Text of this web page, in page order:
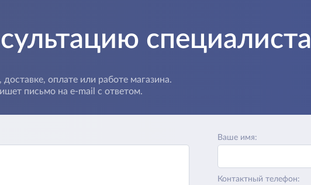
специалиста
оплате или работе магазина.
письмо на e-mail с ответом.
Ваше имя:
Контактный телефон: